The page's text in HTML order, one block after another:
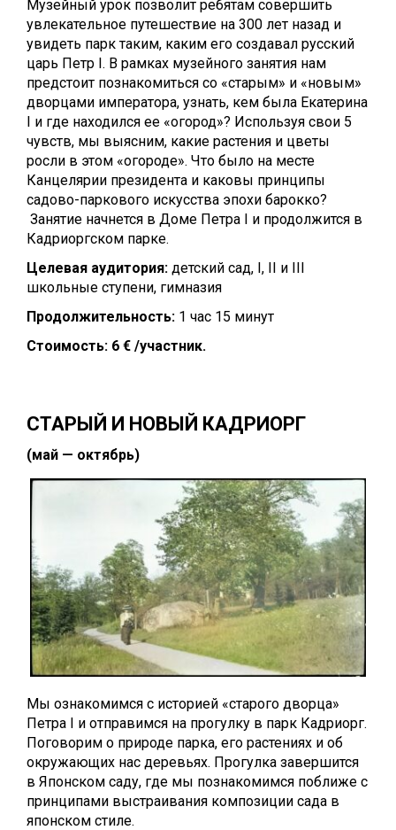
Музейный урок позволит ребятам совершить
увлекательное путешествие на 300 лет назад и
увидеть парк таким, каким его создавал русский
царь Петр I. В рамках музейного занятия нам
предстоит познакомиться со «старым» и «новым»
дворцами императора, узнать, кем была Екатерина
I и где находился ее «огород»? Используя свои 5
чувств, мы выясним, какие растения и цветы
росли в этом «огороде». Что было на месте
Канцелярии президента и каковы принципы
садово-паркового искусства эпохи барокко?
Занятие начнется в Доме Петра I и продолжится в
Кадриоргском парке.
Целевая аудитория: детский сад, I, II и III
школьные ступени, гимназия
Продолжительность: 1 час 15 минут
Стоимость: 6 € /участник.
СТАРЫЙ И НОВЫЙ КАДРИОРГ
(май — октябрь)
Мы ознакомимся с историей «старого дворца»
Петра I и отправимся на прогулку в парк Кадриорг.
Поговорим о природе парка, его растениях и об
окружающих нас деревьях. Прогулка завершится
в Японском саду, где мы познакомимся поближе с
принципами выстраивания композиции сада в
японском стиле.